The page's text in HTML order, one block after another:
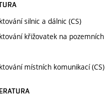
silnic a dálnic (CS)
křižovatek na pozemních
místních komunikací (CS)